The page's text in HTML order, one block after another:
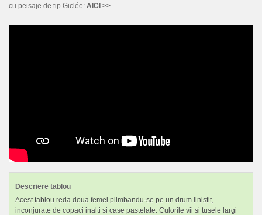
cu peisaje de tip Giclée: AICI >>
Descriere tablou
Acest tablou reda doua femei plimbandu-se pe un drum linistit,
inconjurate de copaci inalti si case pastelate. Culorile vii si tusele largi